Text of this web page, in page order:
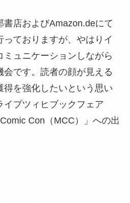
書店およびAmazon.deにて
ておりますが、やはりイ
ュニケーションしながら
会です。読者の顔が見える
得を強化したいという思い
イプツィヒブックフェア
Con（MCC）」への出